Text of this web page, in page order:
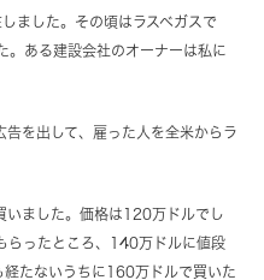
ました。その頃はラスベガスで
。ある建設会社のオーナーは私に
告を出して、雇った人を全米からラ
いました。価格は120万ドルでし
らったところ、140万ドルに値段
たないうちに160万ドルで買いた